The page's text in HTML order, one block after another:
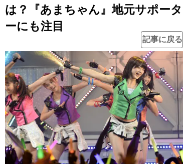
は？『あまちゃん』地元サポータ
ーにも注目
記事に戻る